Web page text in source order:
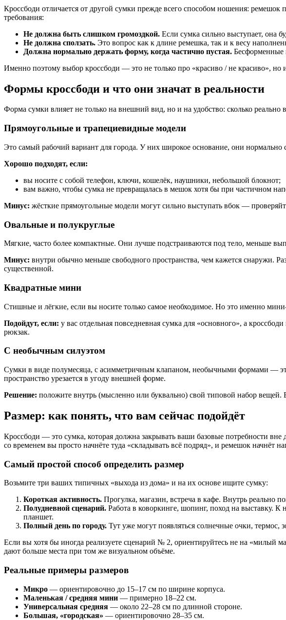
Кроссбоди отличается от другой сумки прежде всего способом ношения: ремешок
требования:
Не должна быть слишком громоздкой. Если сумка сильно выступает, она
Не должна сползать. Это вопрос как к длине ремешка, так и к весу
Должна нормально держать форму, когда частично пустая. Бесформенные
Именно поэтому выбор кроссбоди — это не только про «красиво / не красиво», но
Формы кроссбоди и что они значат в реальности
Форма сумки влияет не только на внешний вид, но и на удобство: сколько реально
Прямоугольные и трапециевидные модели
Это самый рабочий вариант для города. У них широкое основание, они
Хорошо подходят, если:
вы носите с собой телефон, ключи, кошелёк, наушники, небольшой блокнот;
вам важно, чтобы сумка не превращалась в мешок хотя бы при частичном
Минус: жёсткие прямоугольные модели могут сильно выступать вбок —
Овальные и полукруглые
Мягкие, часто более компактные. Они лучше подстраиваются под тело, меньше
Минус: внутри обычно меньше свободного пространства, чем кажется снаружи.
существенной.
Квадратные мини
Стишные и лёгкие, если вы носите только самое необходимое. Но это именно
Подойдут, если: у вас отдельная повседневная сумка для «основного», а
рюкзак.
С необычным силуэтом
Сумки в виде полумесяца, с асимметричным клапаном, необычными формами —
пространство урезается в угоду внешней форме.
Решение: положите внутрь (мысленно или буквально) свой типовой набор вещей.
Размер: как понять, что вам сейчас подойдёт
Кроссбоди — это сумка, которая должна закрывать ваши базовые потребности
со временем вы просто начнёте туда «складывать всё подряд», и ремешок начнёт
Самый простой способ определить размер
Возьмите три ваших типичных «выхода из дома» и на их основе ищите сумку:
Короткая активность. Прогулка, магазин, встреча в кафе. Внутрь
Полудневной сценарий. Работа в коворкинге, шопинг, поход на выставку.
планшет.
Полный день по городу. Тут уже могут появляться солнечные очки, термос,
Если вы хотя бы иногда реализуете сценарий № 2, ориентируйтесь не на
дают больше места при том же визуальном объёме.
Реальные примеры размеров
Микро — ориентировочно до 15–17 см по ширине корпуса.
Маленькая / средняя мини — примерно 18–22 см.
Универсальная средняя — около 22–28 см по длинной стороне.
Большая, «городская» — ориентировочно 28–35 см.